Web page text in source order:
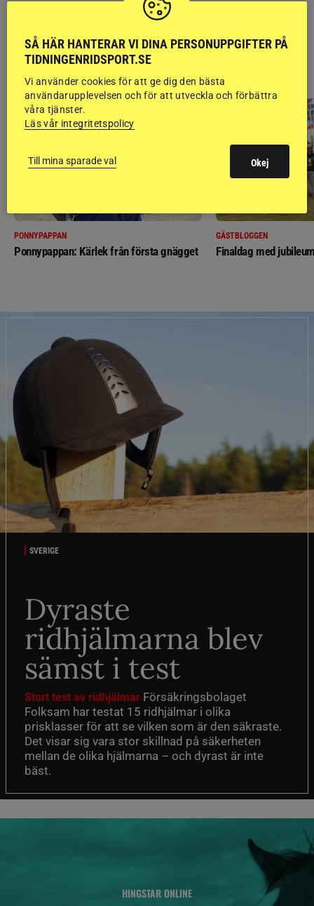
RIDSPORT
BLOGGAR
PONNYPAPPAN
Ponnypappan: Kärlek från första gnägget
GÄSTBLOGGEN
Finaldag med
SVERIGE
Dyraste
ridhjälmarna blev
sämst i test
Stort test av ridhjälmar Försäkringsbolaget
Folksam har testat 15 ridhjälmar i olika
prisklasser för att se vilken som är den säkraste.
Det visar sig vara stor skillnad på säkerheten
mellan de olika hjälmarna – och dyrast är inte
bäst.
HINGSTAR ONLINE
SÅ HÄR HANTERAR VI DINA PERSONUPPGIFTER PÅ
TIDNINGENRIDSPORT.SE
Vi använder cookies för att ge dig den bästa
användarupplevelsen och för att utveckla och förbättra
våra tjänster.
Läs vår integritetspolicy
Till mina sparade val Okej